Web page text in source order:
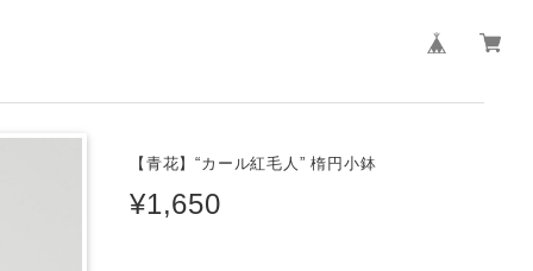
【青花】“カール紅毛人” 楕円小鉢
¥1,650